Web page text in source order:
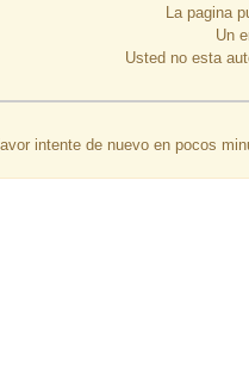
La pagina
Un
Usted no esta
intente de nuevo en pocos